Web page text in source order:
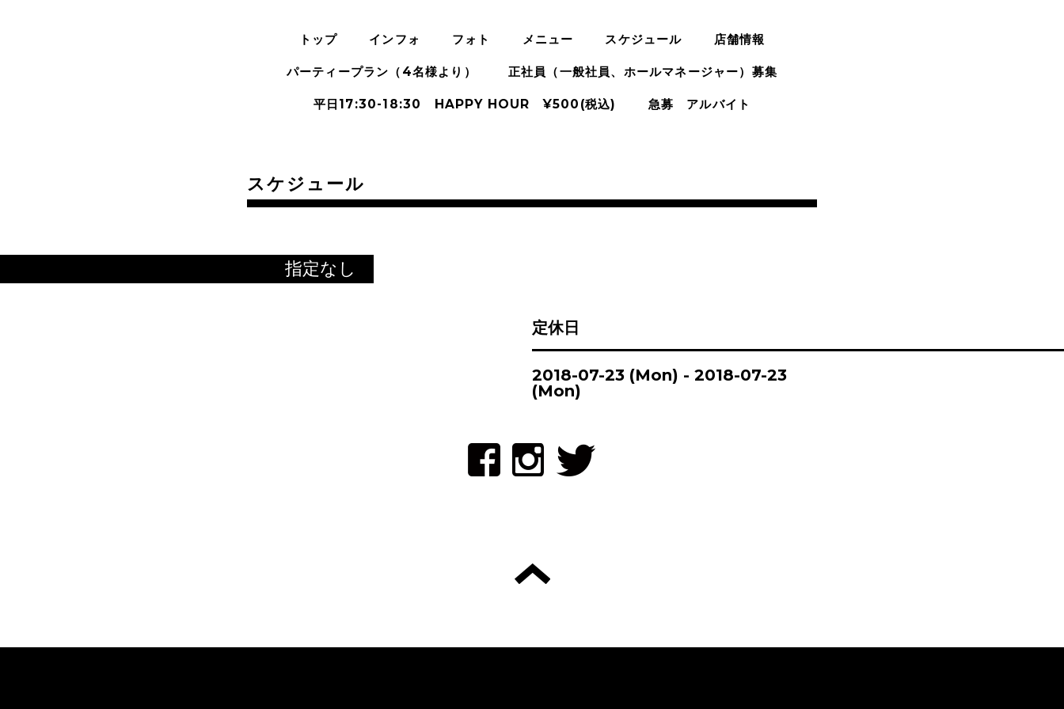
トップ インフォ フォト メニュー スケジュール 店舗情報
パーティープラン（4名様より） 正社員（一般社員、ホールマネージャー）募集
平日17:30-18:30 HAPPY HOUR ¥500(税込) 急募 アルバイト
スケジュール
指定なし
定休日
2018-07-23 (Mon) - 2018-07-23
(Mon)